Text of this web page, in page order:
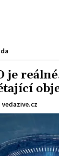
je
vedazive.cz